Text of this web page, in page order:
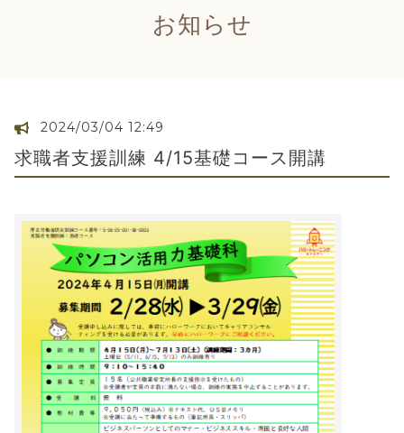
お知らせ
2024/03/04 12:49
求職者支援訓練 4/15基礎コース開講